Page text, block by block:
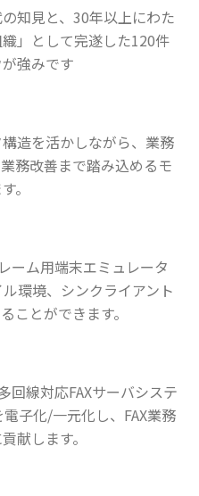
知見と、30年以上にわた
」として完遂した120件
強みです
造を活かしながら、業務
務改善まで踏み込めるモ
。
ーム用端末エミュレータ
環境、シンクライアント
ことができます。
回線対応FAXサーバシステ
子化/一元化し、FAX業務
献します。